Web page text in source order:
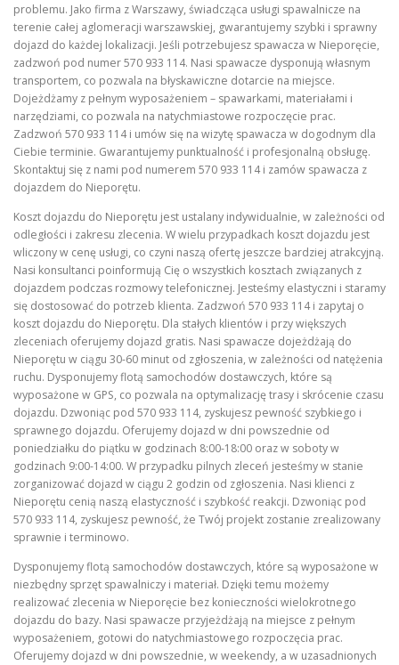
problemu. Jako firma z Warszawy, świadcząca usługi spawalnicze na
terenie całej aglomeracji warszawskiej, gwarantujemy szybki i sprawny
dojazd do każdej lokalizacji. Jeśli potrzebujesz spawacza w Nieporęcie,
zadzwoń pod numer 570 933 114. Nasi spawacze dysponują własnym
transportem, co pozwala na błyskawiczne dotarcie na miejsce.
Dojeżdżamy z pełnym wyposażeniem – spawarkami, materiałami i
narzędziami, co pozwala na natychmiastowe rozpoczęcie prac.
Zadzwoń 570 933 114 i umów się na wizytę spawacza w dogodnym dla
Ciebie terminie. Gwarantujemy punktualność i profesjonalną obsługę.
Skontaktuj się z nami pod numerem 570 933 114 i zamów spawacza z
dojazdem do Nieporętu.
Koszt dojazdu do Nieporętu jest ustalany indywidualnie, w zależności od
odległości i zakresu zlecenia. W wielu przypadkach koszt dojazdu jest
wliczony w cenę usługi, co czyni naszą ofertę jeszcze bardziej atrakcyjną.
Nasi konsultanci poinformują Cię o wszystkich kosztach związanych z
dojazdem podczas rozmowy telefonicznej. Jesteśmy elastyczni i staramy
się dostosować do potrzeb klienta. Zadzwoń 570 933 114 i zapytaj o
koszt dojazdu do Nieporętu. Dla stałych klientów i przy większych
zleceniach oferujemy dojazd gratis. Nasi spawacze dojeżdżają do
Nieporętu w ciągu 30-60 minut od zgłoszenia, w zależności od natężenia
ruchu. Dysponujemy flotą samochodów dostawczych, które są
wyposażone w GPS, co pozwala na optymalizację trasy i skrócenie czasu
dojazdu. Dzwoniąc pod 570 933 114, zyskujesz pewność szybkiego i
sprawnego dojazdu. Oferujemy dojazd w dni powszednie od
poniedziałku do piątku w godzinach 8:00-18:00 oraz w soboty w
godzinach 9:00-14:00. W przypadku pilnych zleceń jesteśmy w stanie
zorganizować dojazd w ciągu 2 godzin od zgłoszenia. Nasi klienci z
Nieporętu cenią naszą elastyczność i szybkość reakcji. Dzwoniąc pod
570 933 114, zyskujesz pewność, że Twój projekt zostanie zrealizowany
sprawnie i terminowo.
Dysponujemy flotą samochodów dostawczych, które są wyposażone w
niezbędny sprzęt spawalniczy i materiał. Dzięki temu możemy
realizować zlecenia w Nieporęcie bez konieczności wielokrotnego
dojazdu do bazy. Nasi spawacze przyjeżdżają na miejsce z pełnym
wyposażeniem, gotowi do natychmiastowego rozpoczęcia prac.
Oferujemy dojazd w dni powszednie, w weekendy, a w uzasadnionych